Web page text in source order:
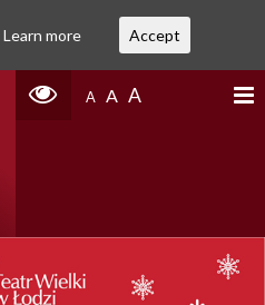
A A A
Learn more Accept